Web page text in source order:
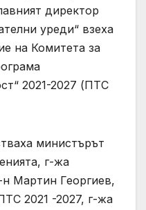
директор
уреди“ взеха
на Комитета за
2021-2027 (ПТС
министърът
г-жа
Мартин Георгиев,
2021 -2027, г-жа